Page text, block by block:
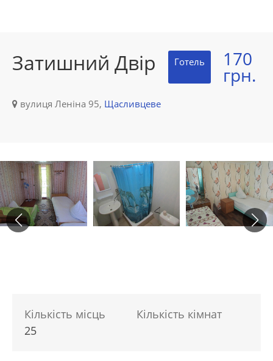
Затишний Двір Готель 170
грн.
вулиця Леніна 95, Щасливцеве
Кількість місць
25
Кількість кімнат